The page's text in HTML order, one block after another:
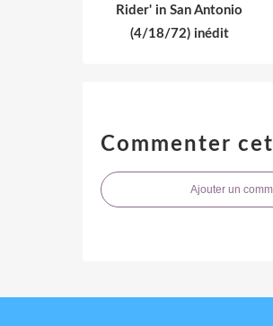
Rider' in San Antonio
(4/18/72) inédit
Commenter
Ajouter un